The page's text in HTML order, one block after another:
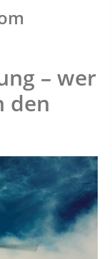
– wer
den